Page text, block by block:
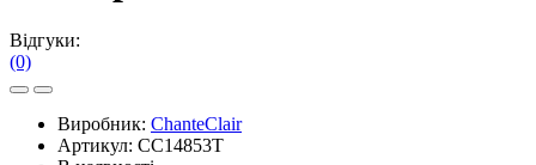
Відгуки:
(0)
Виробник: ChanteСlair
Артикул: CC14853T